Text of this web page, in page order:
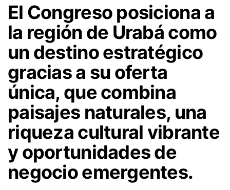
El Congreso posiciona a
la región de Urabá como
un destino estratégico
gracias a su oferta
única, que combina
paisajes naturales, una
riqueza cultural vibrante
y oportunidades de
negocio emergentes.